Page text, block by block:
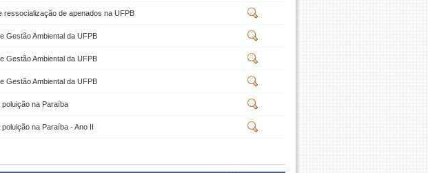
ressocialização de apenados na UFPB
Gestão Ambiental da UFPB
Gestão Ambiental da UFPB
Gestão Ambiental da UFPB
na Paraíba
na Paraíba - Ano II